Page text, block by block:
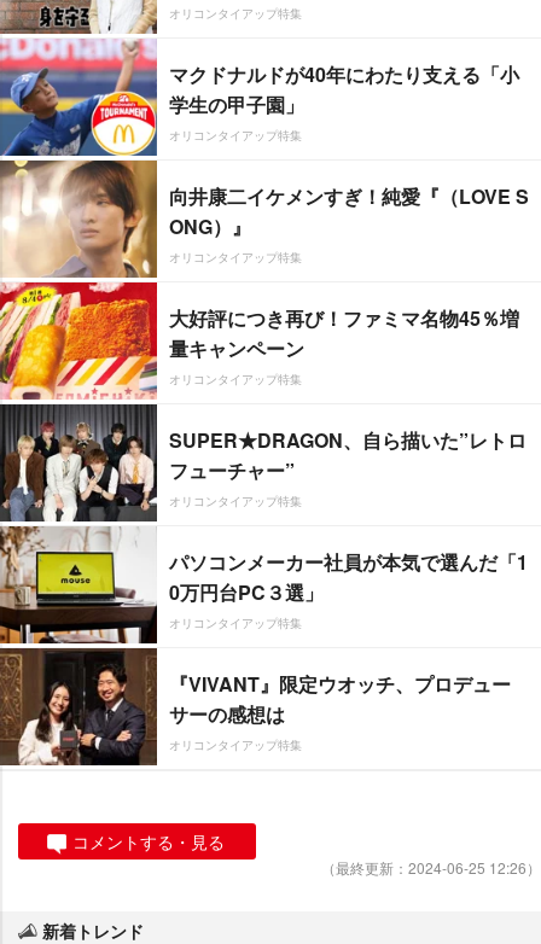
オリコンタイアップ特集
マクドナルドが40年にわたり支える「小
学生の甲子園」
オリコンタイアップ特集
向井康二イケメンすぎ！純愛『（LOVE S
ONG）』
オリコンタイアップ特集
大好評につき再び！ファミマ名物45％増
量キャンペーン
オリコンタイアップ特集
SUPER★DRAGON、自ら描いた”レトロ
フューチャー”
オリコンタイアップ特集
パソコンメーカー社員が本気で選んだ「1
0万円台PC３選」
オリコンタイアップ特集
『VIVANT』限定ウオッチ、プロデュー
サーの感想は
オリコンタイアップ特集
コメントする・見る
（最終更新：2024-06-25 12:26）
新着トレンド